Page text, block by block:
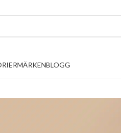
MÄRKENBLOGG